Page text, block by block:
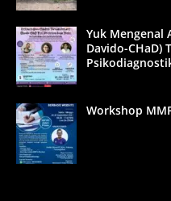
Yuk Mengenal
Davido-CHaD)
Workshop